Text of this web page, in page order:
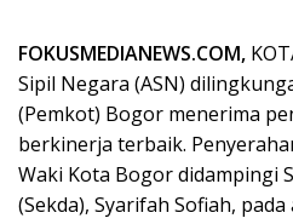
FOKUSMEDIANEWS.COM,
Sipil Negara (ASN)
(Pemkot) Bogor menerima
berkinerja terbaik.
Waki Kota Bogor didampingi
(Sekda), Syarifah Sofiah,